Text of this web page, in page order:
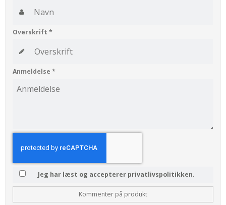
Overskrift *
Anmeldelse *
Jeg har læst og accepterer privatlivspolitikken.
Kommenter på produkt